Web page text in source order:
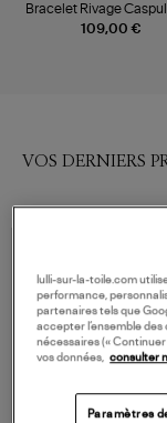
109,00 €
Bracelet Rivage
VOS DERNIERS
lulli-sur-la-toile.com
performance,
partenaires tels que
accepter l’ensemble
nécessaires (« Continuer
vos données, consulter
Paramètres